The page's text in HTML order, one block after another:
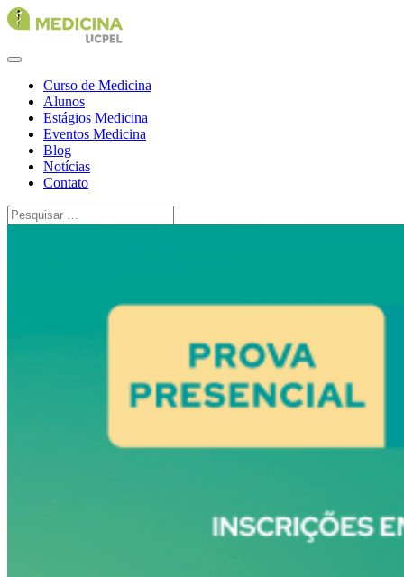
Curso de Medicina
Alunos
Estágios Medicina
Eventos Medicina
Blog
Notícias
Contato